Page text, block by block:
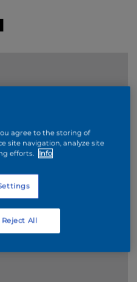
metaal
agree to the storing of
site navigation, analyze site
efforts.
Info
Reject All